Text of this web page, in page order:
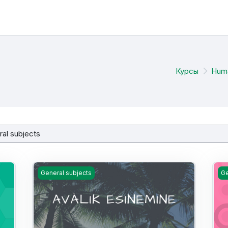
Курсы
Avalik esinemine (HKE149) 2026 - R. Juurikas
General subjects